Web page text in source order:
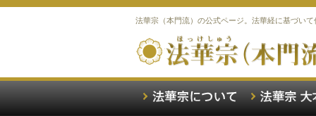
法華宗（本門流）の公式ページ。法華経に基づい